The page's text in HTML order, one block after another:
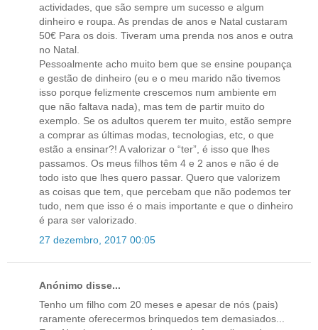
actividades, que são sempre um sucesso e algum
dinheiro e roupa. As prendas de anos e Natal custaram
50€ Para os dois. Tiveram uma prenda nos anos e outra
no Natal.
Pessoalmente acho muito bem que se ensine poupança
e gestão de dinheiro (eu e o meu marido não tivemos
isso porque felizmente crescemos num ambiente em
que não faltava nada), mas tem de partir muito do
exemplo. Se os adultos querem ter muito, estão sempre
a comprar as últimas modas, tecnologias, etc, o que
estão a ensinar?! A valorizar o “ter”, é isso que lhes
passamos. Os meus filhos têm 4 e 2 anos e não é de
todo isto que lhes quero passar. Quero que valorizem
as coisas que tem, que percebam que não podemos ter
tudo, nem que isso é o mais importante e que o dinheiro
é para ser valorizado.
27 dezembro, 2017 00:05
Anónimo disse...
Tenho um filho com 20 meses e apesar de nós (pais)
raramente oferecermos brinquedos tem demasiados...